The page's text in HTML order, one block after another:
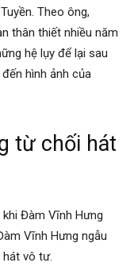
Theo ông,
thân thiết nhiều năm
hệ lụy để lại sau
hình ảnh của
từ chối hát
Đàm Vĩnh Hưng
Vĩnh Hưng ngẫu
hát vô tư.